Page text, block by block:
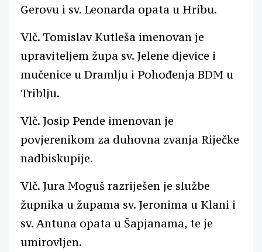
Gerovu i sv. Leonarda opata u Hribu.
Vlč. Tomislav Kutleša imenovan je
upraviteljem župa sv. Jelene djevice i
mučenice u Dramlju i Pohođenja BDM u
Triblju.
Vlč. Josip Pende imenovan je
povjerenikom za duhovna zvanja Riječke
nadbiskupije.
Vlč. Jura Moguš razriješen je službe
župnika u župama sv. Jeronima u Klani i
sv. Antuna opata u Šapjanama, te je
umirovljen.